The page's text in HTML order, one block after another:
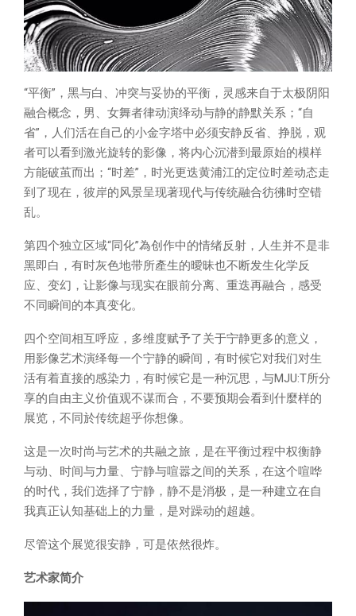
“平衡”，黑与白、冲突与妥协的平衡，灵感来自于太极阴阳
融合概念，男、女舞者律动演绎动与静的静默关系；“自
省”，人们活在自己的小金字塔中必须安静反省、挣脱，观
者可以看到激光旋转的影像，将内心沉潜到最原始的模样
方能破茧而出；“时差”，时光更迭黄浦江的定位时差动态走
到了现在，彼岸的风景呈现著现代与传统融合彷彿时空错
乱。
第四个独立区域“同化”為创作中的情绪反射，人生并不是非
黑即白，有时灰色地带所產生的曖昧也不断发生化学反
应、变幻，让影像与现实在眼前分离、重迭再融合，感受
不同瞬间的本真变化。
四个空间相互呼应，多维度赋予了关于宁静更多的意义，
用影像艺术演绎每一个宁静的瞬间，有时候它对我们对生
活有着直接的感染力，有时候它是一种沉思，与MJU:T所分
享的自由主义价值观不谋而合，不要预期会看到什麼样的
展览，不同於传统超乎你想像。
这是一次时尚与艺术的共融之旅，是在平衡过程中权衡静
与动、时间与力量、宁静与喧嚣之间的关系，在这个喧哗
的时代，我们选择了宁静，静不是消极，是一种建立在自
我真正认知基础上的力量，是对躁动的超越。
尽管这个展览很安静，可是依然很炸。
艺术家简介